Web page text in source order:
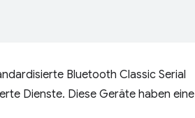
Bluetooth Classic Serial
Dienste. Diese Geräte haben eine